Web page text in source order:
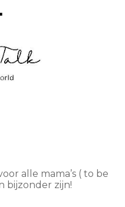
alle mama’s ( to be
bijzonder zijn!